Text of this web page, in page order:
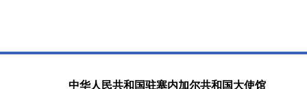
中华人民共和国驻塞内加尔共和国大使馆